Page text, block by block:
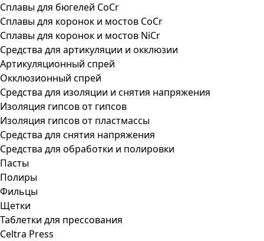
Сплавы для бюгелей CoCr
Сплавы для коронок и мостов CoCr
Сплавы для коронок и мостов NiCr
Средства для артикуляции и окклюзии
Артикуляционный спрей
Окклюзионный спрей
Средства для изоляции и снятия напряжения
Изоляция гипсов от гипсов
Изоляция гипсов от пластмассы
Средства для снятия напряжения
Средства для обработки и полировки
Пасты
Полиры
Фильцы
Щетки
Таблетки для прессования
Celtra Press